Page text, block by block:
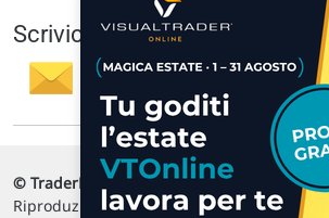
Scrivici
I tuoi suggerimenti per noi
molto utili! »
© TraderLink News- Direttore
Riproduzione vietata